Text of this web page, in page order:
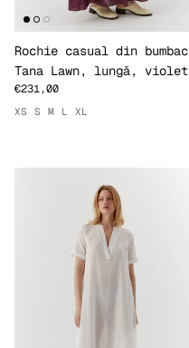
Rochie casual din bumbac
Tana Lawn, lungă, violet
€231,00
XS S M L XL